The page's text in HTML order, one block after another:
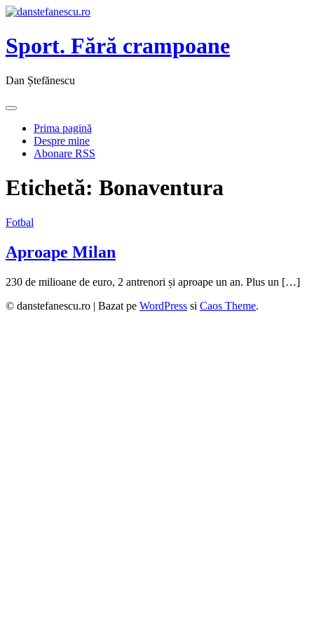
Sport. Fără crampoane
Dan Ștefănescu
Prima pagină
Despre mine
Abonare RSS
Etichetă: Bonaventura
Fotbal
Aproape Milan
230 de milioane de euro, 2 antrenori și aproape un an. Plus un […]
© danstefanescu.ro | Bazat pe WordPress si Caos Theme.